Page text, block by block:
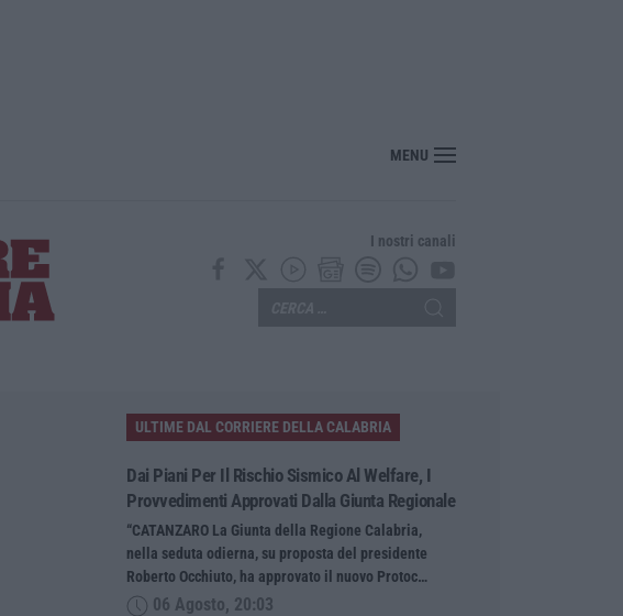
MENU
I nostri canali
ULTIME DAL CORRIERE DELLA CALABRIA
Dai Piani Per Il Rischio Sismico Al Welfare, I
Provvedimenti Approvati Dalla Giunta Regionale
“CATANZARO La Giunta della Regione Calabria,
nella seduta odierna, su proposta del presidente
Roberto Occhiuto, ha approvato il nuovo Protoc…
06 Agosto, 20:03